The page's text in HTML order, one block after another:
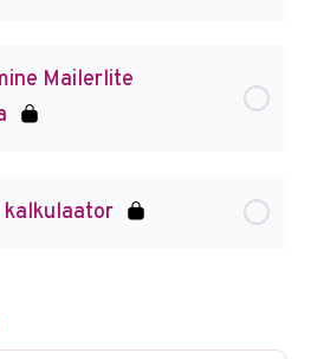
Mailerlite
kalkulaator